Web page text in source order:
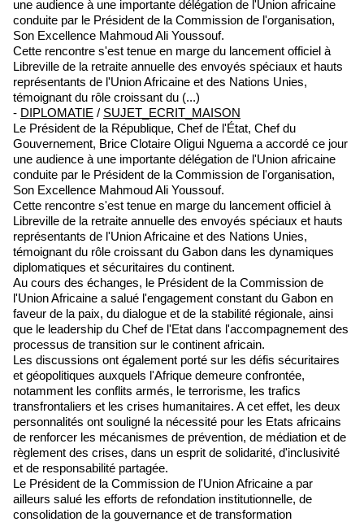
une audience à une importante délégation de l'Union africaine
conduite par le Président de la Commission de l'organisation,
Son Excellence Mahmoud Ali Youssouf.
Cette rencontre s'est tenue en marge du lancement officiel à
Libreville de la retraite annuelle des envoyés spéciaux et hauts
représentants de l'Union Africaine et des Nations Unies,
témoignant du rôle croissant du (...)
- DIPLOMATIE / SUJET_ECRIT_MAISON
Le Président de la République, Chef de l'État, Chef du
Gouvernement, Brice Clotaire Oligui Nguema a accordé ce jour
une audience à une importante délégation de l'Union africaine
conduite par le Président de la Commission de l'organisation,
Son Excellence Mahmoud Ali Youssouf.
Cette rencontre s'est tenue en marge du lancement officiel à
Libreville de la retraite annuelle des envoyés spéciaux et hauts
représentants de l'Union Africaine et des Nations Unies,
témoignant du rôle croissant du Gabon dans les dynamiques
diplomatiques et sécuritaires du continent.
Au cours des échanges, le Président de la Commission de
l'Union Africaine a salué l'engagement constant du Gabon en
faveur de la paix, du dialogue et de la stabilité régionale, ainsi
que le leadership du Chef de l'Etat dans l'accompagnement des
processus de transition sur le continent africain.
Les discussions ont également porté sur les défis sécuritaires
et géopolitiques auxquels l'Afrique demeure confrontée,
notamment les conflits armés, le terrorisme, les trafics
transfrontaliers et les crises humanitaires. A cet effet, les deux
personnalités ont souligné la nécessité pour les Etats africains
de renforcer les mécanismes de prévention, de médiation et de
règlement des crises, dans un esprit de solidarité, d'inclusivité
et de responsabilité partagée.
Le Président de la Commission de l'Union Africaine a par
ailleurs salué les efforts de refondation institutionnelle, de
consolidation de la gouvernance et de transformation